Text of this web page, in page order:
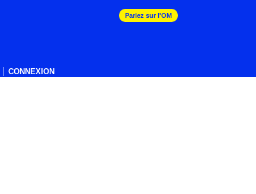
CONNEXION
Pariez sur l'OM